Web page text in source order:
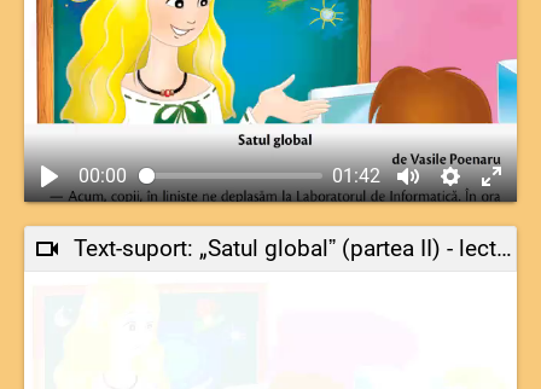
00:00 01:42
Text-suport: „Satul globalˮ (partea II) - lectură-model